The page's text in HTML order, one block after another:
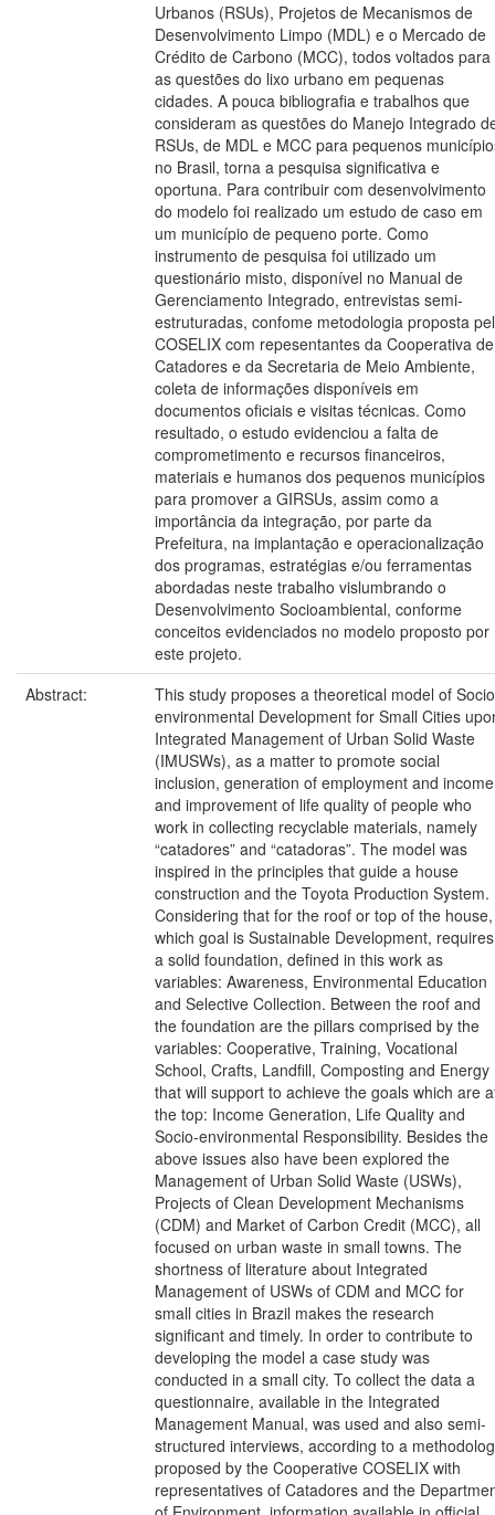
Urbanos (RSUs), Projetos de Mecanismos de
Desenvolvimento Limpo (MDL) e o Mercado de
Crédito de Carbono (MCC), todos voltados para
as questões do lixo urbano em pequenas
cidades. A pouca bibliografia e trabalhos que
consideram as questões do Manejo Integrado
RSUs, de MDL e MCC para pequenos
no Brasil, torna a pesquisa significativa e
oportuna. Para contribuir com desenvolvimento
do modelo foi realizado um estudo de caso em
um município de pequeno porte. Como
instrumento de pesquisa foi utilizado um
questionário misto, disponível no Manual de
Gerenciamento Integrado, entrevistas semi-
estruturadas, confome metodologia proposta
COSELIX com repesentantes da Cooperativa de
Catadores e da Secretaria de Meio Ambiente,
coleta de informações disponíveis em
documentos oficiais e visitas técnicas. Como
resultado, o estudo evidenciou a falta de
comprometimento e recursos financeiros,
materiais e humanos dos pequenos municípios
para promover a GIRSUs, assim como a
importância da integração, por parte da
Prefeitura, na implantação e operacionalização
dos programas, estratégias e/ou ferramentas
abordadas neste trabalho vislumbrando o
Desenvolvimento Socioambiental, conforme
conceitos evidenciados no modelo proposto por
este projeto.
Abstract:
This study proposes a theoretical model of
environmental Development for Small Cities
Integrated Management of Urban Solid Waste
(IMUSWs), as a matter to promote social
inclusion, generation of employment and
and improvement of life quality of people who
work in collecting recyclable materials, namely
“catadores” and “catadoras”. The model was
inspired in the principles that guide a house
construction and the Toyota Production System.
Considering that for the roof or top of the house,
which goal is Sustainable Development, requires
a solid foundation, defined in this work as
variables: Awareness, Environmental Education
and Selective Collection. Between the roof and
the foundation are the pillars comprised by the
variables: Cooperative, Training, Vocational
School, Crafts, Landfill, Composting and Energy
that will support to achieve the goals which are
the top: Income Generation, Life Quality and
Socio-environmental Responsibility. Besides the
above issues also have been explored the
Management of Urban Solid Waste (USWs),
Projects of Clean Development Mechanisms
(CDM) and Market of Carbon Credit (MCC), all
focused on urban waste in small towns. The
shortness of literature about Integrated
Management of USWs of CDM and MCC for
small cities in Brazil makes the research
significant and timely. In order to contribute to
developing the model a case study was
conducted in a small city. To collect the data a
questionnaire, available in the Integrated
Management Manual, was used and also semi-
structured interviews, according to a
proposed by the Cooperative COSELIX with
representatives of Catadores and the